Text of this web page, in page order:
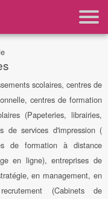
scolaires, centres de
centres de formation
(Papeteries, librairies,
de services d'impression (
de formation à distance
en ligne), entreprises de
en management, en
(Cabinets de